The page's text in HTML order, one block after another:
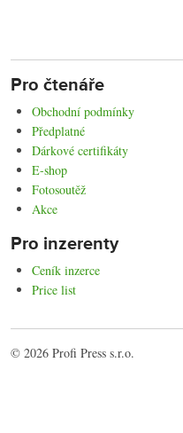
Pro čtenáře
Obchodní podmínky
Předplatné
Dárkové certifikáty
E-shop
Fotosoutěž
Akce
Pro inzerenty
Ceník inzerce
Price list
© 2026 Profi Press s.r.o.